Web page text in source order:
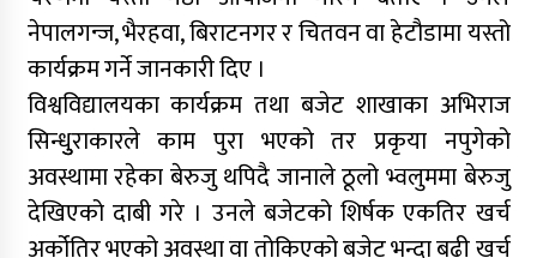
नेपालगन्ज, भैरहवा, बिराटनगर र चितवन वा हेटौडामा यस्तो
कार्यक्रम गर्ने जानकारी दिए ।
विश्वविद्यालयका कार्यक्रम तथा बजेट शाखाका अभिराज
सिन्धुुराकारले काम पुरा भएको तर प्रकृया नपुगेको
अवस्थामा रहेका बेरुजु थपिदै जानाले ठूलो भ्वलुममा बेरुजु
देखिएको दाबी गरे । उनले बजेटको शिर्षक एकतिर खर्च
अर्कोतिर भएको अवस्था वा तोकिएको बजेट भन्दा बढी खर्च